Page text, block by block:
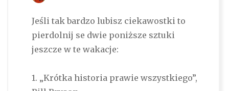
Jeśli tak bardzo lubisz ciekawostki to
pierdolnij se dwie poniższe sztuki
jeszcze w te wakacje:
1. „Krótka historia prawie wszystkiego”,